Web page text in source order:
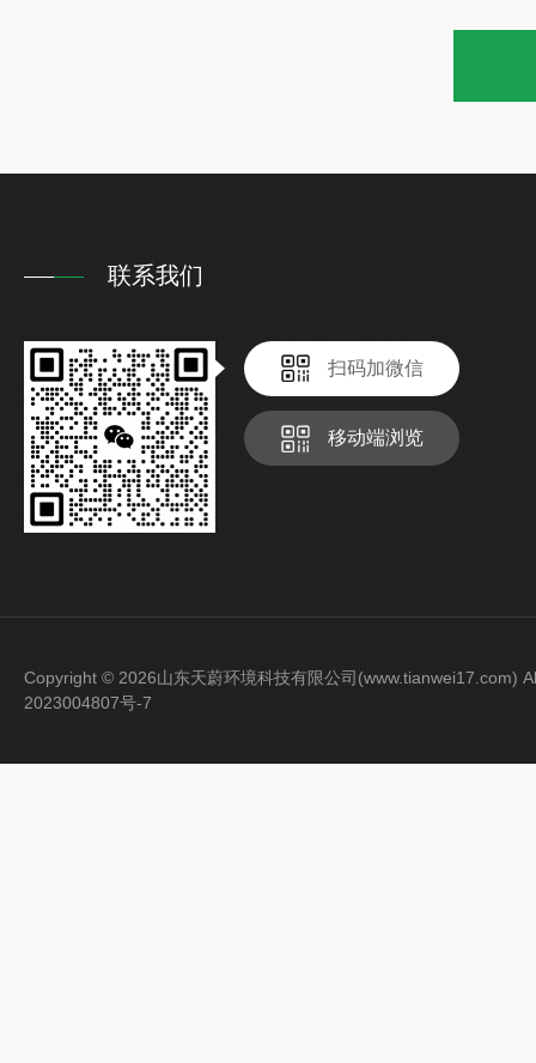
联系我们
扫码加微信
移动端浏览
Copyright © 2026山东天蔚环境科技有限公司(www.tianwei17.com)
2023004807号-7